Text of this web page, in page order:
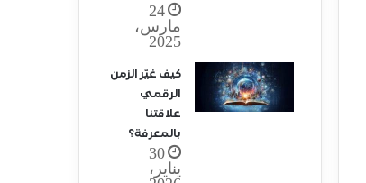
24
مارس،
2025
كيف غيّر الزمن
الرقمي
علاقتنا
بالمعرفة؟
30
يناير،